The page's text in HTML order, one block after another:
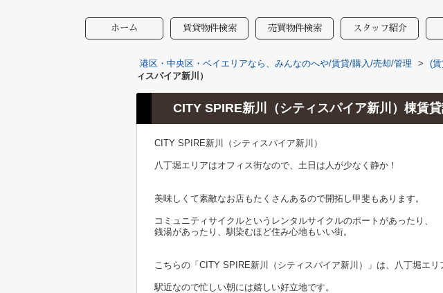
ホーム 賃貸物件検索 売買物件検索 スタッフ紹介
港区・中央区・ベイエリアなら、みんなのへや/賃貸/購入/売却/管理 > (
ィスパイア新川）
CITY SPIRE新川（シティスパイア新川）棟賃
CITY SPIRE新川（シティスパイア新川）
八丁堀エリアはオフィス街なので、土日は人が少なく静か！
美味しくて素敵なお店もたくさんあるので開拓し甲斐もあります。
コミュニティサイクルというレンタルサイクルのポートがあったり、
銭湯があったり、馴染むほど住み心地もいい街。
こちらの「CITY SPIRE新川（シティスパイア新川）」は、八丁堀エリ
駅近なので忙しい朝には嬉しい好立地です。